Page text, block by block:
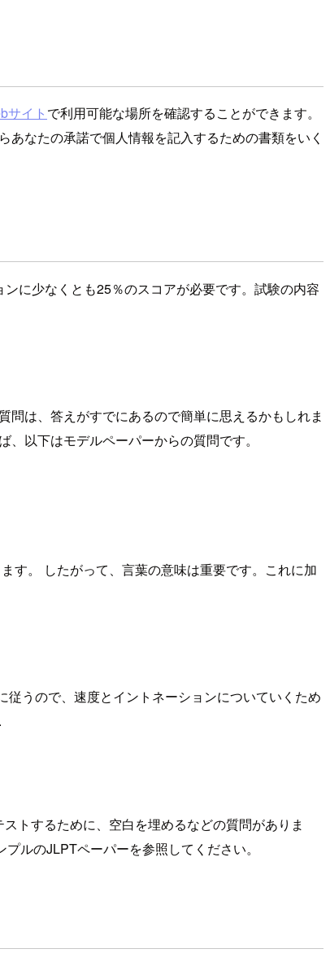
サイト で利用可能な場所を確認することができます。
なたの承諾で個人情報を記入するための書類をいく
に少なくとも25％のスコアが必要です。試験の内容
は、答えがすでにあるので簡単に思えるかもしれま
以下はモデルペーパーからの質問です。
す。 したがって、言葉の意味は重要です。これに加
うので、速度とイントネーションについていくため
トするために、空白を埋めるなどの質問がありま
プルのJLPTペーパーを参照してください。